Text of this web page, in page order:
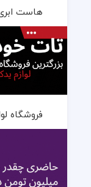
هاست
فروشگاه